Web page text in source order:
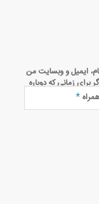
ایمیل و وبسایت من
برای زمانی که دوباره
می‌نویسم.
*